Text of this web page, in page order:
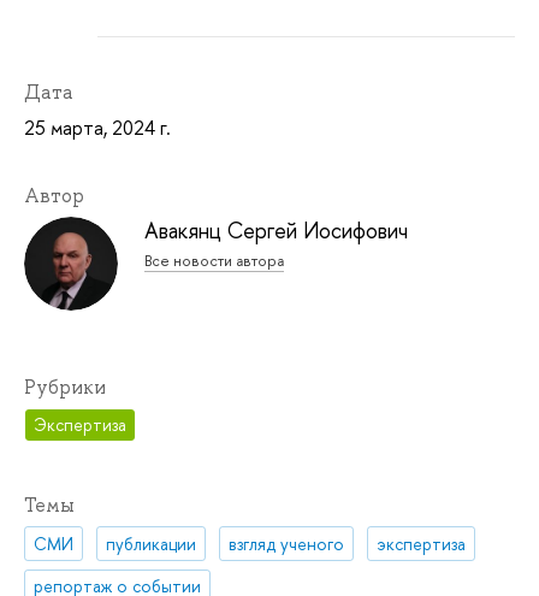
Дата
25 марта, 2024 г.
Автор
Авакянц Сергей Иосифович
Все новости автора
Рубрики
Экспертиза
Темы
СМИ публикации взгляд ученого
экспертиза
репортаж о событии